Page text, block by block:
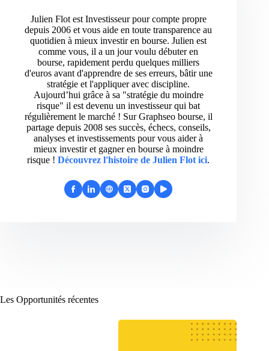
Julien Flot est Investisseur pour compte propre
depuis 2006 et vous aide en toute transparence au
quotidien à mieux investir en bourse. Julien est
comme vous, il a un jour voulu débuter en
bourse, rapidement perdu quelques milliers
d'euros avant d'apprendre de ses erreurs, bâtir une
stratégie et l'appliquer avec discipline.
Aujourd’hui grâce à sa "stratégie du moindre
risque" il est devenu un investisseur qui bat
régulièrement le marché ! Sur Graphseo bourse, il
partage depuis 2008 ses succès, échecs, conseils,
analyses et investissements pour vous aider à
mieux investir et gagner en bourse à moindre
risque ! Découvrez l'histoire de Julien Flot ici.
Les Opportunités récentes